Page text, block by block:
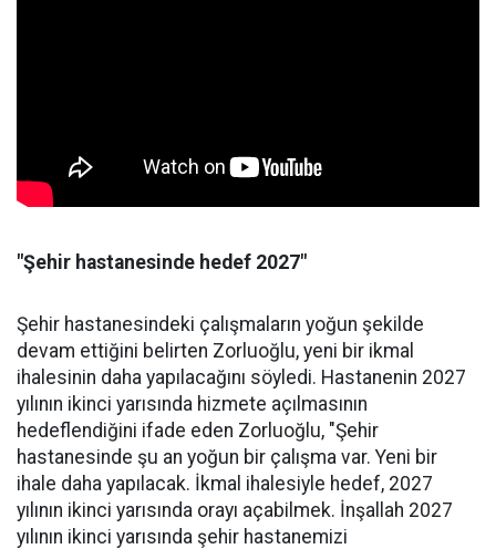
"Şehir hastanesinde hedef 2027"
Şehir hastanesindeki çalışmaların yoğun şekilde
devam ettiğini belirten Zorluoğlu, yeni bir ikmal
ihalesinin daha yapılacağını söyledi. Hastanenin 2027
yılının ikinci yarısında hizmete açılmasının
hedeflendiğini ifade eden Zorluoğlu, "Şehir
hastanesinde şu an yoğun bir çalışma var. Yeni bir
ihale daha yapılacak. İkmal ihalesiyle hedef, 2027
yılının ikinci yarısında orayı açabilmek. İnşallah 2027
yılının ikinci yarısında şehir hastanemizi